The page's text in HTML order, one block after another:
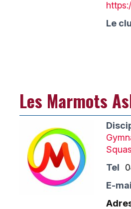
Le
Les Marmots
Tel
E-